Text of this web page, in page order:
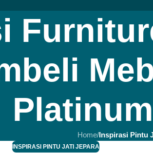
Home/Inspirasi Pintu
INSPIRASI PINTU JATI JEPARA